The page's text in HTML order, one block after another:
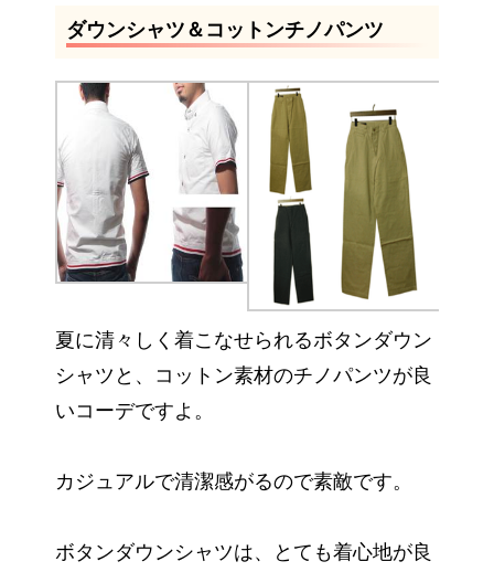
ダウンシャツ＆コットンチノパンツ
夏に清々しく着こなせられるボタンダウン
シャツと、コットン素材のチノパンツが良
いコーデですよ。
カジュアルで清潔感がるので素敵です。
ボタンダウンシャツは、とても着心地が良